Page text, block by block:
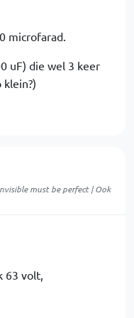
microfarad.
uF) die wel 3 keer
must be perfect | Ook
63 volt,